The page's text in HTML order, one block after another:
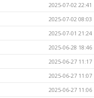
2025-07-02 22:41
2025-07-02 08:03
2025-07-01 21:24
2025-06-28 18:46
2025-06-27 11:17
2025-06-27 11:07
2025-06-27 11:06